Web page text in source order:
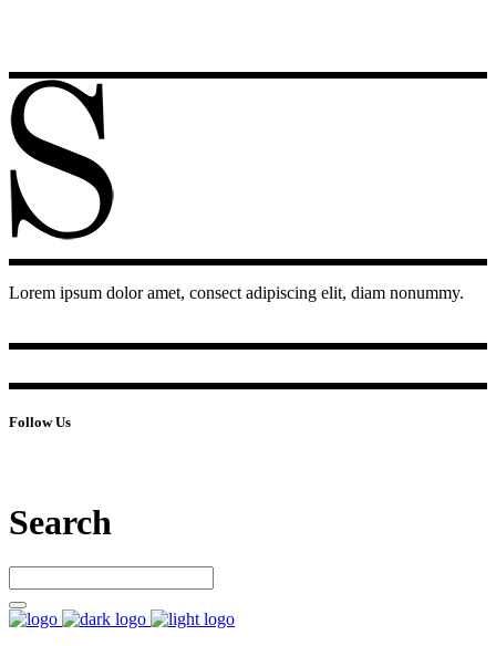
Lorem ipsum dolor amet, consect adipiscing elit, diam nonummy.
Follow Us
Search